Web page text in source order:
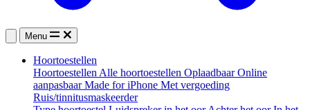
Menu
Hoortoestellen
HoortoestellenAlle hoortoestellen OplaadbaarOnline
aanpasbaarMade for iPhone Met vergoeding
Ruis/tinnitusmaskeerder